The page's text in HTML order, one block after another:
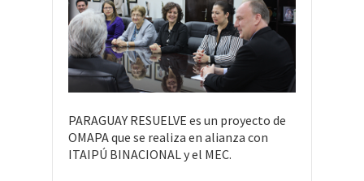
PARAGUAY RESUELVE es un proyecto de
OMAPA que se realiza en alianza con
ITAIPÚ BINACIONAL y el MEC.